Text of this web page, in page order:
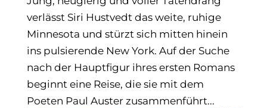
verlässt Siri Hustvedt das weite, ruhige
Minnesota und stürzt sich mitten hinein
ins pulsierende New York. Auf der Suche
nach der Hauptfigur ihres ersten Romans
beginnt eine Reise, die sie mit dem
Poeten Paul Auster zusammenführt...